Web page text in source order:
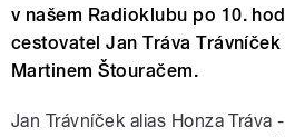
v našem Radioklubu po 10.
cestovatel Jan Tráva
Martinem Štouračem.
Jan Trávníček alias Honza